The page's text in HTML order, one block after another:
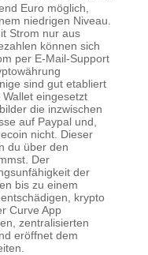
Euro möglich,
niedrigen Niveau.
Strom nur aus
können sich
per E-Mail-Support
sind gut etabliert
eingesetzt
die inzwischen
auf Paypal und,
nicht. Dieser
du über den
Der
der
bis zu einem
krypto
Curve App
zentralisierten
eröffnet dem